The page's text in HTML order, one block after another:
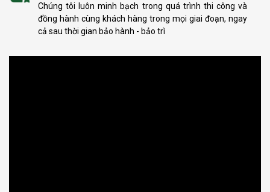
Chúng tôi luôn minh bạch trong quá trình thi công và
đồng hành cùng khách hàng trong mọi giai đoạn, ngay
cả sau thời gian bảo hành - bảo trì